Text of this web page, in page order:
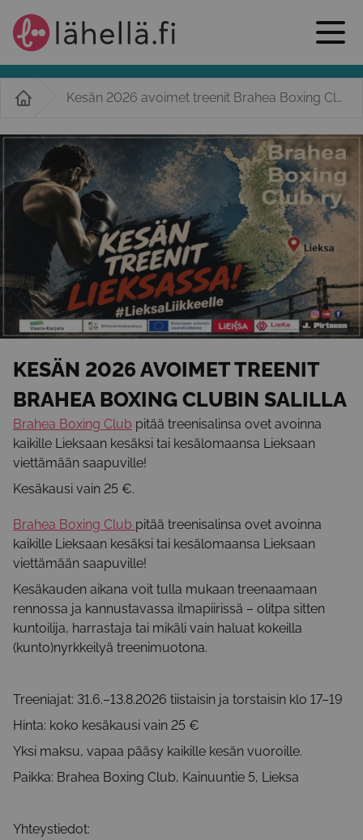
Kesän 2026 avoimet treenit Brahea Boxing Clubin salilla
KESÄN 2026 AVOIMET TREENIT
BRAHEA BOXING CLUBIN SALILLA
Brahea Boxing Club pitää treenisalinsa ovet avoinna
kaikille Lieksaan kesäksi tai kesälomaansa Lieksaan
viettämään saapuville!
Kesäkausi vain 25 €.
Brahea Boxing Club pitää treenisalinsa ovet avoinna
kaikille Lieksaan kesäksi tai kesälomaansa Lieksaan
viettämään saapuville!
Kesäkauden aikana voit tulla mukaan treenaamaan
rennossa ja kannustavassa ilmapiirissä – olitpa sitten
kuntoilija, harrastaja tai mikäli vain haluat kokeilla
(kunto)nyrkkeilyä treenimuotona.
Treeniajat: 31.6.–13.8.2026 tiistaisin ja torstaisin klo 17–19
Hinta: koko kesäkausi vain 25 €
Yksi maksu, vapaa pääsy kaikille kesän vuoroille.
Paikka: Brahea Boxing Club, Kainuuntie 5, Lieksa
Yhteystiedot: